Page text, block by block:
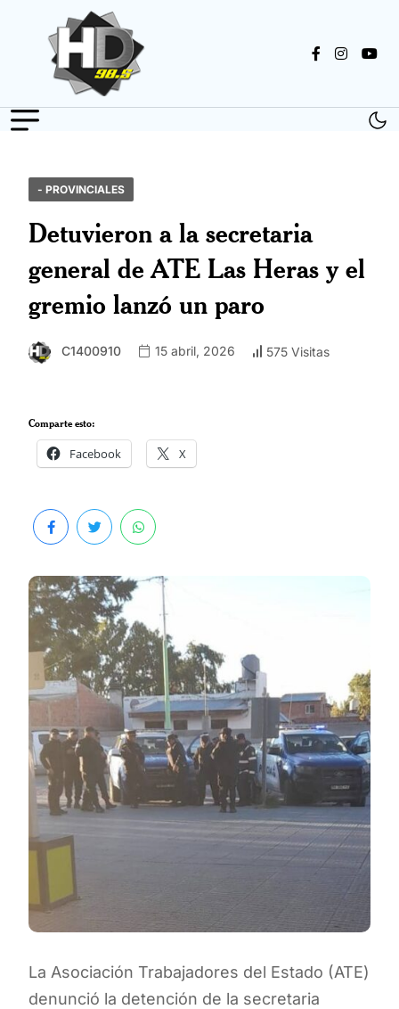
- PROVINCIALES
Detuvieron a la secretaria
general de ATE Las Heras y el
gremio lanzó un paro
C1400910 15 abril, 2026 575 Visitas
Comparte esto:
Facebook X
La Asociación Trabajadores del Estado (ATE)
denunció la detención de la secretaria